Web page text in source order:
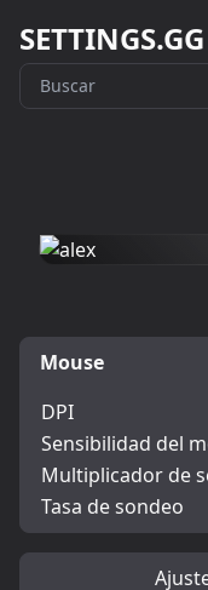
SETTINGS.GG
Mouse
DPI
Sensibilidad del
Multiplicador de
Tasa de sondeo